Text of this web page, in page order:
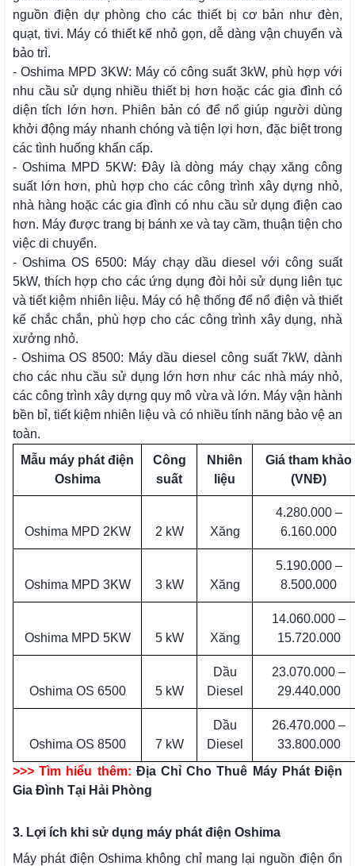
nguồn điện dự phòng cho các thiết bị cơ bản như đèn,
quạt, tivi. Máy có thiết kế nhỏ gọn, dễ dàng vận chuyển và
bảo trì.
- Oshima MPD 3KW: Máy có công suất 3kW, phù hợp với
nhu cầu sử dụng nhiều thiết bị hơn hoặc các gia đình có
diện tích lớn hơn. Phiên bản có để nổ giúp người dùng
khởi động máy nhanh chóng và tiện lợi hơn, đặc biệt trong
các tình huống khẩn cấp.
- Oshima MPD 5KW: Đây là dòng máy chạy xăng công
suất lớn hơn, phù hợp cho các công trình xây dựng nhỏ,
nhà hàng hoặc các gia đình có nhu cầu sử dụng điện cao
hơn. Máy được trang bị bánh xe và tay cầm, thuận tiện cho
việc di chuyển.
- Oshima OS 6500: Máy chạy dầu diesel với công suất
5kW, thích hợp cho các ứng dụng đòi hỏi sử dụng liên tục
và tiết kiệm nhiên liệu. Máy có hệ thống để nổ điện và thiết
kế chắc chắn, phù hợp cho các công trình xây dụng, nhà
xưởng nhỏ.
- Oshima OS 8500: Máy dầu diesel công suất 7kW, dành
cho các nhu cầu sử dụng lớn hơn như các nhà máy nhỏ,
các công trình xây dựng quy mô vừa và lớn. Máy vận hành
bền bỉ, tiết kiệm nhiên liệu và có nhiều tính năng bảo vệ an
toàn.
Mẫu máy phát điện
Oshima
Công
suất
Nhiên
liệu
Giá tham khảo
(VNĐ)
Oshima MPD 2KW 2 kW Xăng
4.280.000 –
6.160.000
Oshima MPD 3KW 3 kW Xăng
5.190.000 –
8.500.000
Oshima MPD 5KW 5 kW Xăng
14.060.000 –
15.720.000
Oshima OS 6500 5 kW
Dầu
Diesel
23.070.000 –
29.440.000
Oshima OS 8500 7 kW
Dầu
Diesel
26.470.000 –
33.800.000
>>> Tìm hiểu thêm: Địa Chỉ Cho Thuê Máy Phát Điện
Gia Đình Tại Hải Phòng
3. Lợi ích khi sử dụng máy phát điện Oshima
Máy phát điện Oshima không chỉ mang lại nguồn điện ổn